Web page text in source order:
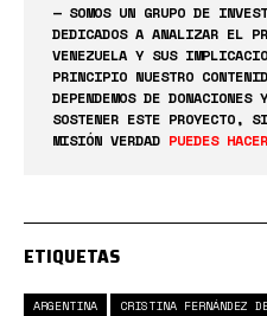
— SOMOS UN GRUPO DE
DEDICADOS A ANALIZAR EL
VENEZUELA Y SUS
PRINCIPIO NUESTRO
DEPENDEMOS DE DONACIONES
SOSTENER ESTE PROYECTO,
MISIÓN VERDAD PUEDES
ETIQUETAS
ARGENTINA CRISTINA FERNÁNDEZ